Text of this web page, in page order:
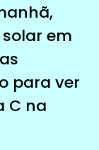
em
para ver
C na